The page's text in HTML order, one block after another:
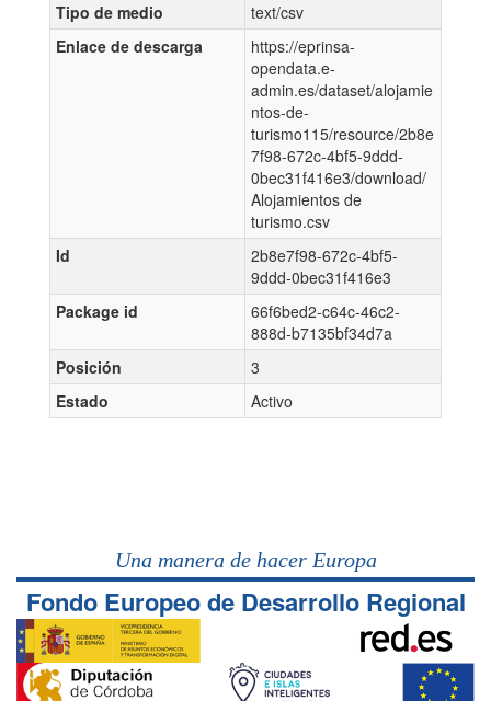
Tipo de medio
text/csv
Enlace de descarga
https://eprinsa-
opendata.e-
admin.es/dataset/alojamie
ntos-de-
turismo115/resource/2b8e
7f98-672c-4bf5-9ddd-
0bec31f416e3/download/
Alojamientos de
turismo.csv
Id
2b8e7f98-672c-4bf5-
9ddd-0bec31f416e3
Package id
66f6bed2-c64c-46c2-
888d-b7135bf34d7a
Posición
3
Estado
Activo
Una manera de hacer Europa
Fondo Europeo de Desarrollo Regional